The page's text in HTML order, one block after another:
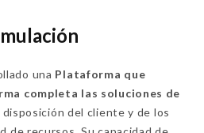
una Plataforma que
completa las soluciones de
disposición del cliente y de los